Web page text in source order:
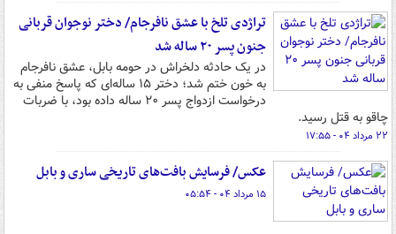
تراژدی تلخ ‌با عشق نافرجام/ دختر نوجوان قربانی
جنون پسر ۲۰ ساله شد
در یک حادثه دلخراش در حومه بابل، عشق نافرجام
به خون ختم شد؛ دختر ۱۵ ساله‌ای که پاسخ منفی به
درخواست ازدواج پسر ۲۰ ساله داده بود، با ضربات
چاقو به قتل رسید.
۲۲ مرداد ۰۴ - ۱۷:۵۵
عکس/ فرسایش بافت‌های تاریخی ساری و بابل
۱۵ مرداد ۰۴ - ۰۵:۵۴